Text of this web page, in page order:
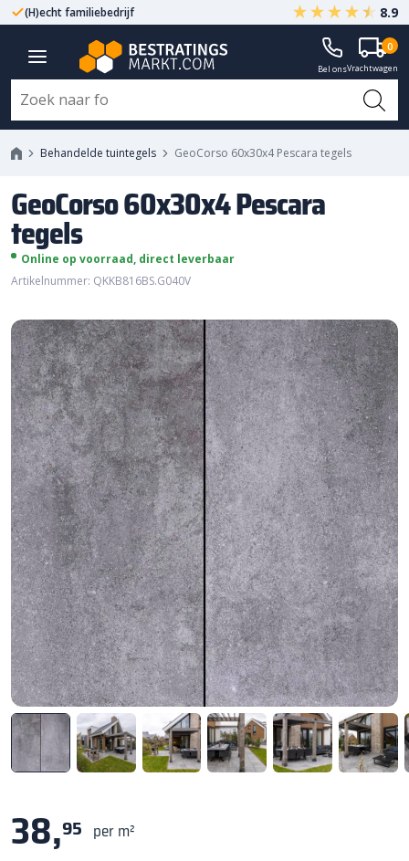
(H)echt familiebedrijf Gegarandeerd A-kwaliteit
8.9
Bel onsVrachtwagen
0
Behandelde tuintegels GeoCorso 60x30x4 Pescara tegels
GeoCorso 60x30x4 Pescara
tegels
Online op voorraad, direct leverbaar
Artikelnummer: QKKB816BS.G040V
38,95 per m²
GeoCorso 60x30x4 Pescara tegels